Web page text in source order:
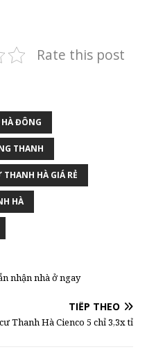
Rate this post
ĐÔNG
THANH
HÀ GIÁ RẺ
HÀ
nhận nhà ở ngay
TIẾP THEO
Thanh Hà Cienco 5 chỉ 3,3x tỉ